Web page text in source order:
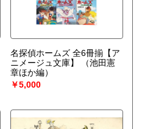
名探偵ホームズ 全6冊揃【ア
ニメージュ文庫】
（池田憲
章ほか編）
￥5,000